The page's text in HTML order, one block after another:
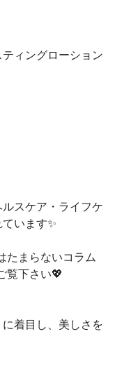
ィングローション
スケア・ライフケ
います✨
たまらないコラム
覧下さい💖
着目し、美しさを